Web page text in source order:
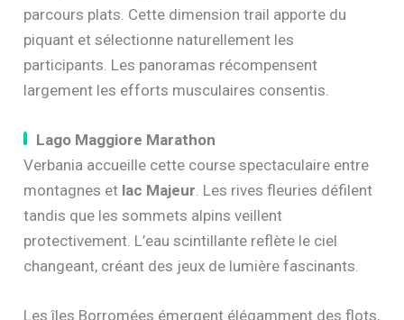
parcours plats. Cette dimension trail apporte du
piquant et sélectionne naturellement les
participants. Les panoramas récompensent
largement les efforts musculaires consentis.
Lago Maggiore Marathon
Verbania accueille cette course spectaculaire entre
montagnes et lac Majeur. Les rives fleuries défilent
tandis que les sommets alpins veillent
protectivement. L’eau scintillante reflète le ciel
changeant, créant des jeux de lumière fascinants.
Les îles Borromées émergent élégamment des flots,